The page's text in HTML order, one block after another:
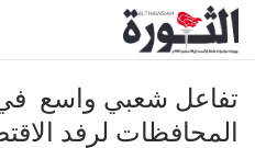
تفاعل شعبي واسع
المحافظات لرفد